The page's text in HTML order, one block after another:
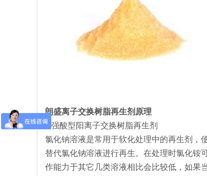
朗盛离子交换树脂再生剂原理
1.强酸型阳离子交换树脂再生剂
氯化钠溶液是常用于软化处理中的再生剂，
替代氯化钠溶液进行再生。在处理时氯化铵
作能力于其它几类溶液相比会比较低，如果